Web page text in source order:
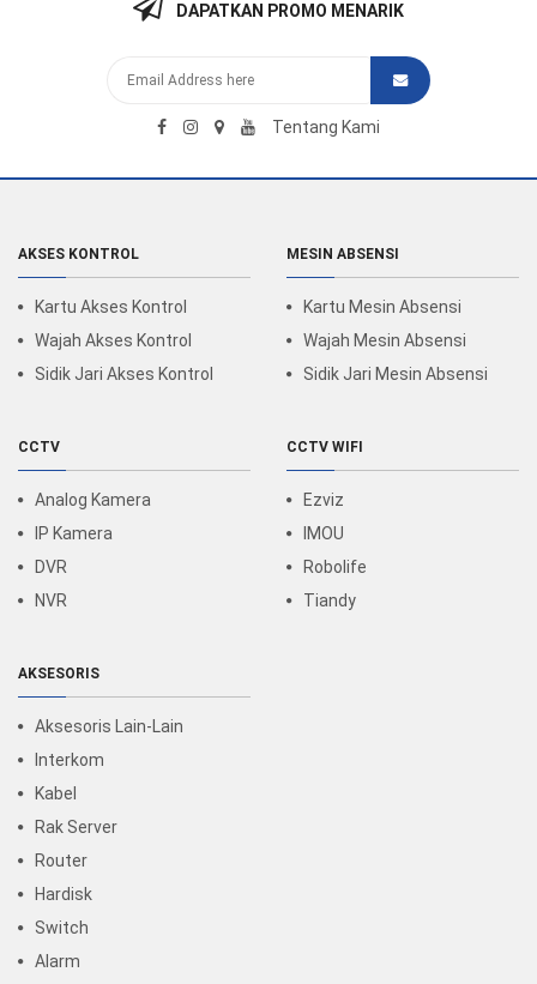
DAPATKAN PROMO MENARIK
Tentang Kami
AKSES KONTROL
Kartu Akses Kontrol
Wajah Akses Kontrol
Sidik Jari Akses Kontrol
MESIN ABSENSI
Kartu Mesin Absensi
Wajah Mesin Absensi
Sidik Jari Mesin Absensi
CCTV
Analog Kamera
IP Kamera
DVR
NVR
CCTV WIFI
Ezviz
IMOU
Robolife
Tiandy
AKSESORIS
Aksesoris Lain-Lain
Interkom
Kabel
Rak Server
Router
Hardisk
Switch
Alarm